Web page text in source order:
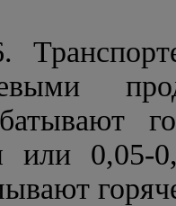
или 0,05-